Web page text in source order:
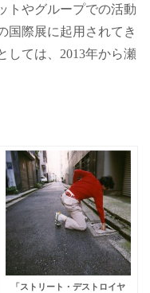
トやグループでの活動
国際展に起用されてき
しては、2013年から瀬
「ストリート・デストロイヤ